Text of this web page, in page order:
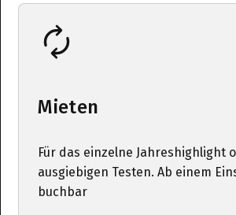
Mieten
Für das einzelne Jahreshighlight
ausgiebigen Testen. Ab einem
buchbar